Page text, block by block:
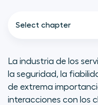
Select chapter
Qué es una
La industria de los
la seguridad, la
de extrema
interacciones con los